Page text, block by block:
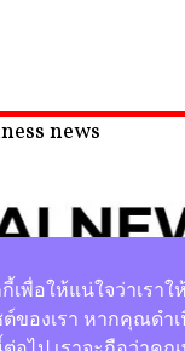
news
กี้เพื่อให้แน่ใจว่าเรา
ต์ของเรา หากคุณดำ